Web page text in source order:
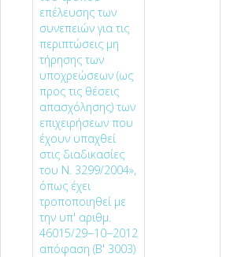
επέλευσης των
συνεπειών για τις
περιπτώσεις μη
τήρησης των
υποχρεώσεων (ως
προς τις θέσεις
απασχόλησης) των
επιχειρήσεων που
έχουν υπαχθεί
στις διαδικασίες
του Ν. 3299/2004»,
όπως έχει
τροποποιηθεί με
την υπ' αριθμ.
46015/29−10−2012
απόφαση (Β' 3003)